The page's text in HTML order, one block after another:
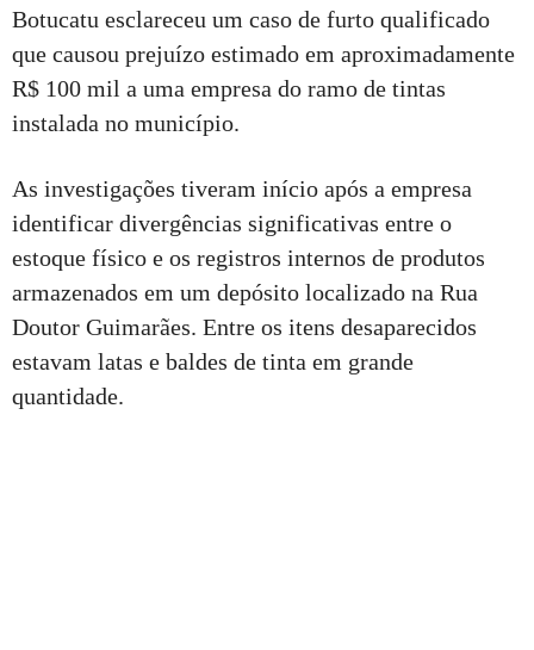
Botucatu esclareceu um caso de furto qualificado
que causou prejuízo estimado em aproximadamente
R$ 100 mil a uma empresa do ramo de tintas
instalada no município.
As investigações tiveram início após a empresa
identificar divergências significativas entre o
estoque físico e os registros internos de produtos
armazenados em um depósito localizado na Rua
Doutor Guimarães. Entre os itens desaparecidos
estavam latas e baldes de tinta em grande
quantidade.